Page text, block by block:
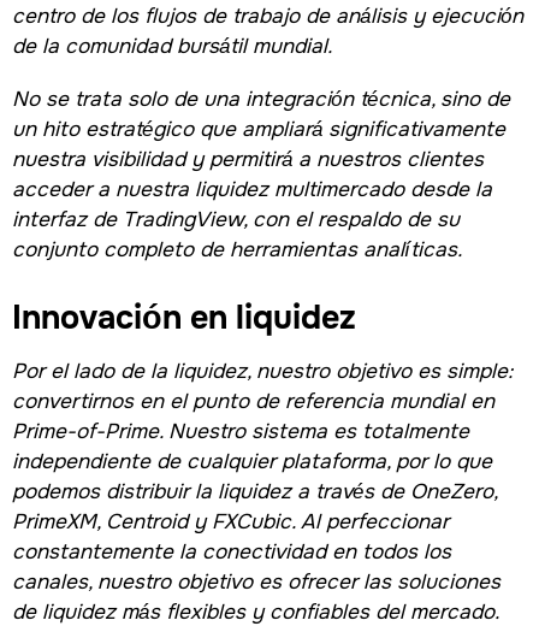
centro de los flujos de trabajo de análisis y ejecución
de la comunidad bursátil mundial.
No se trata solo de una integración técnica, sino de
un hito estratégico que ampliará significativamente
nuestra visibilidad y permitirá a nuestros clientes
acceder a nuestra liquidez multimercado desde la
interfaz de TradingView, con el respaldo de su
conjunto completo de herramientas analíticas.
Innovación en liquidez
Por el lado de la liquidez, nuestro objetivo es simple:
convertirnos en el punto de referencia mundial en
Prime-of-Prime. Nuestro sistema es totalmente
independiente de cualquier plataforma, por lo que
podemos distribuir la liquidez a través de OneZero,
PrimeXM, Centroid y FXCubic. Al perfeccionar
constantemente la conectividad en todos los
canales, nuestro objetivo es ofrecer las soluciones
de liquidez más flexibles y confiables del mercado.